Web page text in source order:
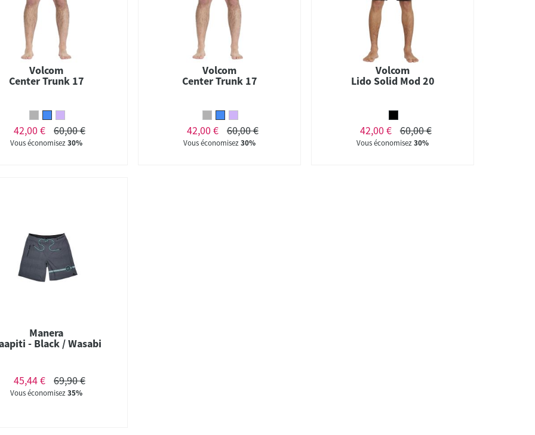
Volcom
Center Trunk 17
42,00 € 60,00 €
Vous économisez30%
Volcom
Center Trunk 17
42,00 € 60,00 €
Vous économisez30%
Volcom
Lido Solid Mod 20
42,00 € 60,00 €
Vous économisez30%
Manera
- Black / Wasabi
45,44 € 69,90 €
Vous économisez35%